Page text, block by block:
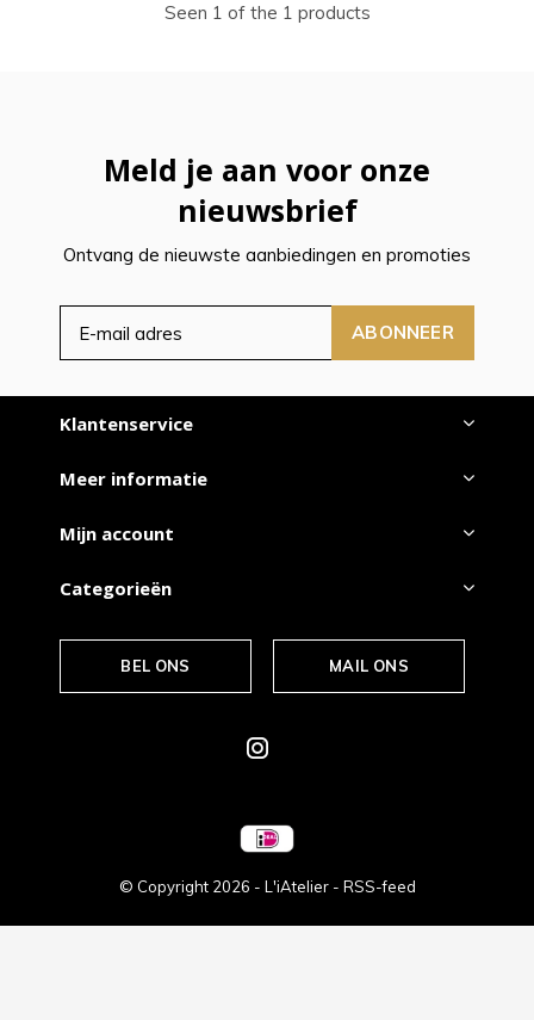
Seen 1 of the 1 products
Meld je aan voor onze
nieuwsbrief
Ontvang de nieuwste aanbiedingen en promoties
ABONNEER
Klantenservice
Meer informatie
Mijn account
Categorieën
BEL ONS MAIL ONS
© Copyright 2026 - L'iAtelier - RSS-feed